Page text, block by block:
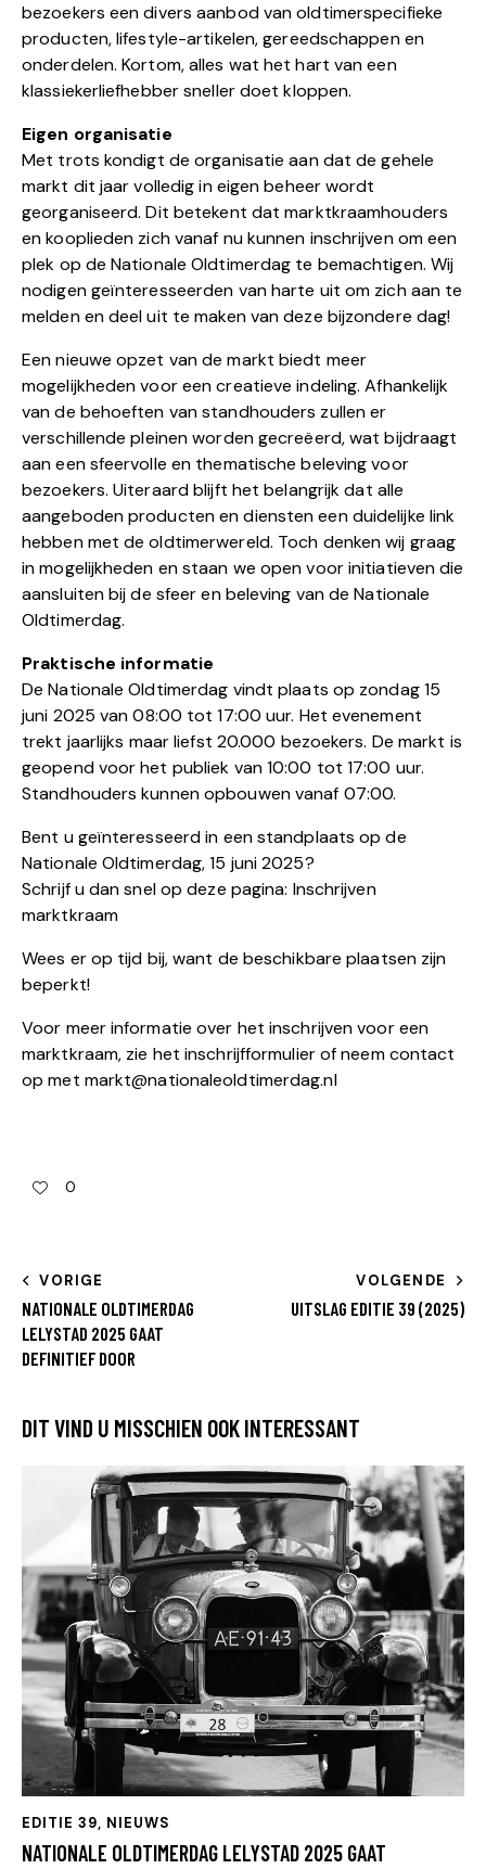
bezoekers een divers aanbod van oldtimerspecifieke
producten, lifestyle-artikelen, gereedschappen en
onderdelen. Kortom, alles wat het hart van een
klassiekerliefhebber sneller doet kloppen.
Eigen organisatie
Met trots kondigt de organisatie aan dat de gehele
markt dit jaar volledig in eigen beheer wordt
georganiseerd. Dit betekent dat marktkraamhouders
en kooplieden zich vanaf nu kunnen inschrijven om een
plek op de Nationale Oldtimerdag te bemachtigen. Wij
nodigen geïnteresseerden van harte uit om zich aan te
melden en deel uit te maken van deze bijzondere dag!
Een nieuwe opzet van de markt biedt meer
mogelijkheden voor een creatieve indeling. Afhankelijk
van de behoeften van standhouders zullen er
verschillende pleinen worden gecreëerd, wat bijdraagt
aan een sfeervolle en thematische beleving voor
bezoekers. Uiteraard blijft het belangrijk dat alle
aangeboden producten en diensten een duidelijke link
hebben met de oldtimerwereld. Toch denken wij graag
in mogelijkheden en staan we open voor initiatieven die
aansluiten bij de sfeer en beleving van de Nationale
Oldtimerdag.
Praktische informatie
De Nationale Oldtimerdag vindt plaats op zondag 15
juni 2025 van 08:00 tot 17:00 uur. Het evenement
trekt jaarlijks maar liefst 20.000 bezoekers. De markt is
geopend voor het publiek van 10:00 tot 17:00 uur.
Standhouders kunnen opbouwen vanaf 07:00.
Bent u geïnteresseerd in een standplaats op de
Nationale Oldtimerdag, 15 juni 2025?
Schrijf u dan snel op deze pagina: Inschrijven
marktkraam
Wees er op tijd bij, want de beschikbare plaatsen zijn
beperkt!
Voor meer informatie over het inschrijven voor een
marktkraam, zie het inschrijfformulier of neem contact
op met markt@nationaleoldtimerdag.nl
0
VORIGE
NATIONALE OLDTIMERDAG
LELYSTAD 2025 GAAT
DEFINITIEF DOOR
VOLGENDE
UITSLAG EDITIE 39 (2025)
DIT VIND U MISSCHIEN OOK INTERESSANT
EDITIE 39, NIEUWS
NATIONALE OLDTIMERDAG LELYSTAD 2025 GAAT